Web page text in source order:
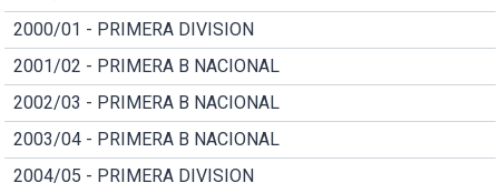
2000/01 - PRIMERA DIVISION
2001/02 - PRIMERA B NACIONAL
2002/03 - PRIMERA B NACIONAL
2003/04 - PRIMERA B NACIONAL
2004/05 - PRIMERA DIVISION